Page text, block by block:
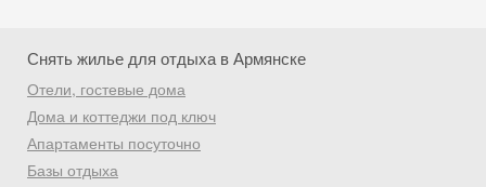
Снять жилье для отдыха в Армянске
Отели, гостевые дома
Дома и коттеджи под ключ
Апартаменты посуточно
Базы отдыха